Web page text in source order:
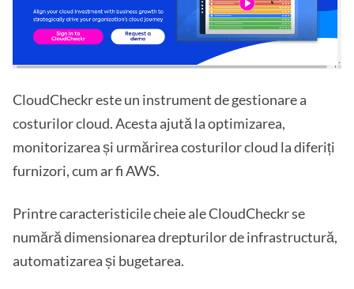
CloudCheckr este un instrument de gestionare a
costurilor cloud. Acesta ajută la optimizarea,
monitorizarea și urmărirea costurilor cloud la diferiți
furnizori, cum ar fi AWS.
Printre caracteristicile cheie ale CloudCheckr se
numără dimensionarea drepturilor de infrastructură,
automatizarea și bugetarea.